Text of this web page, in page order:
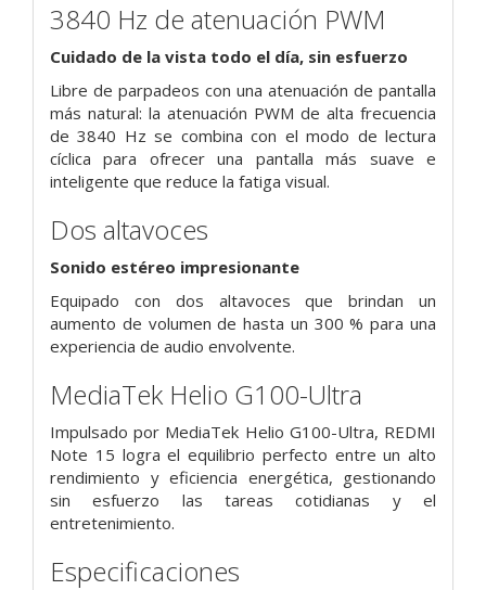
3840 Hz de atenuación PWM
Cuidado de la vista todo el día, sin esfuerzo
Libre de parpadeos con una atenuación de pantalla
más natural: la atenuación PWM de alta frecuencia
de 3840 Hz se combina con el modo de lectura
cíclica para ofrecer una pantalla más suave e
inteligente que reduce la fatiga visual.
Dos altavoces
Sonido estéreo impresionante
Equipado con dos altavoces que brindan un
aumento de volumen de hasta un 300 % para una
experiencia de audio envolvente.
MediaTek Helio G100-Ultra
Impulsado por MediaTek Helio G100-Ultra, REDMI
Note 15 logra el equilibrio perfecto entre un alto
rendimiento y eficiencia energética, gestionando
sin esfuerzo las tareas cotidianas y el
entretenimiento.
Especificaciones